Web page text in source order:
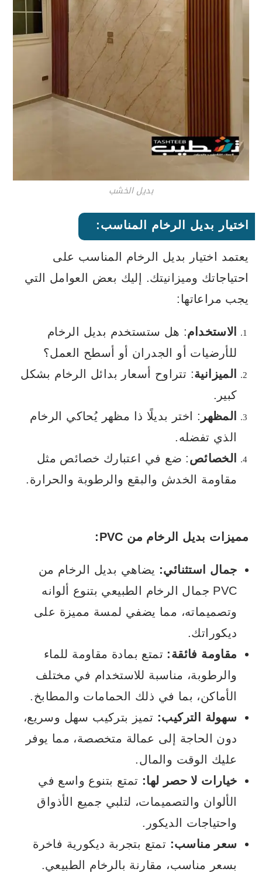
بديل الخشب
اختيار بديل الرخام المناسب:
يعتمد اختيار بديل الرخام المناسب على
احتياجاتك وميزانيتك. إليك بعض العوامل التي
يجب مراعاتها:
الاستخدام: هل ستستخدم بديل الرخام
للأرضيات أو الجدران أو أسطح العمل؟
الميزانية: تتراوح أسعار بدائل الرخام بشكل
كبير.
المظهر : اختر بديلًا ذا مظهر يُحاكي الرخام
الذي تفضله.
الخصائص: ضع في اعتبارك خصائص مثل
مقاومة الخدش والبقع والرطوبة والحرارة.
مميزات بديل الرخام من PVC:
جمال استثنائي: يضاهي بديل الرخام من
PVC جمال الرخام الطبيعي بتنوع ألوانه
وتصميماته، مما يضفي لمسة مميزة على
ديكوراتك.
مقاومة فائقة: تمتع بمادة مقاومة للماء
والرطوبة، مناسبة للاستخدام في مختلف
الأماكن، بما في ذلك الحمامات والمطابخ.
سهولة التركيب: تميز بتركيب سهل وسريع،
دون الحاجة إلى عمالة متخصصة، مما يوفر
عليك الوقت والمال.
خيارات لا حصر لها: تمتع بتنوع واسع في
الألوان والتصميمات، لتلبي جميع الأذواق
واحتياجات الديكور.
سعر مناسب: تمتع بتجربة ديكورية فاخرة
بسعر مناسب، مقارنة بالرخام الطبيعي.